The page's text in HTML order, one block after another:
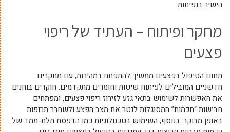
הישיר בנפיחות.
מחקר ופיתוח – העתיד של ריפוי
פצעים
תחום הטיפול בפצעים ממשיך להתפתח במהירות, עם מחקרים
חדשניים המובילים לפיתוח שיטות וחומרים מתקדמים. חוקרים בוחנים
את האפשרות לשימוש בתאי גזע לזירוז ריפוי פצעים, ומפתחים
חבישות “חכמות” המסוגלות לנטר את מצב הפצע ולשחרר תרופות
באופן מבוקר. בנוסף, השימוש בטכנולוגיות כמו הדפסת תלת-ממד של